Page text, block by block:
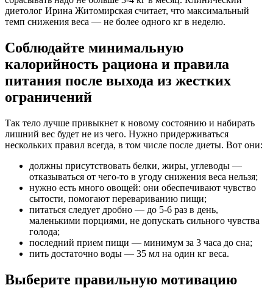
диетолог Ирина Житомирская считает, что максимальный
темп снижения веса — не более одного кг в неделю.
Соблюдайте минимальную
калорийность рациона и правила
питания после выхода из жестких
ограничений
Так тело лучше привыкнет к новому состоянию и набирать
лишний вес будет не из чего. Нужно придерживаться
нескольких правил всегда, в том числе после диеты. Вот они:
должны присутствовать белки, жиры, углеводы —
отказываться от чего-то в угоду снижения веса нельзя;
нужно есть много овощей: они обеспечивают чувство
сытости, помогают перевариванию пищи;
питаться следует дробно — до 5-6 раз в день,
маленькими порциями, не допускать сильного чувства
голода;
последний прием пищи — минимум за 3 часа до сна;
пить достаточно воды — 35 мл на один кг веса.
Выберите правильную мотивацию